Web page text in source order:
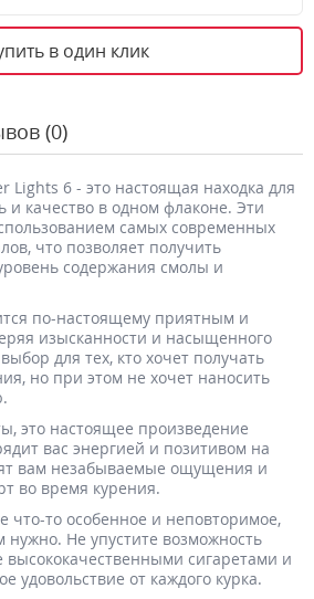
в один клик
(0)
Lights 6 - это настоящая находка для
и качество в одном флаконе. Эти
самых современных
что позволяет получить
содержания смолы и
по-настоящему приятным и
изысканности и насыщенного
для тех, кто хочет получать
но при этом не хочет наносить
это настоящее произведение
вас энергией и позитивом на
вам незабываемые ощущения и
во время курения.
что-то особенное и неповторимое,
нужно. Не упустите возможность
высококачественными сигаретами и
удовольствие от каждого курка.